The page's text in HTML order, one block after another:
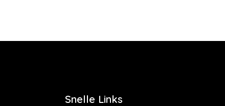
Snelle Links